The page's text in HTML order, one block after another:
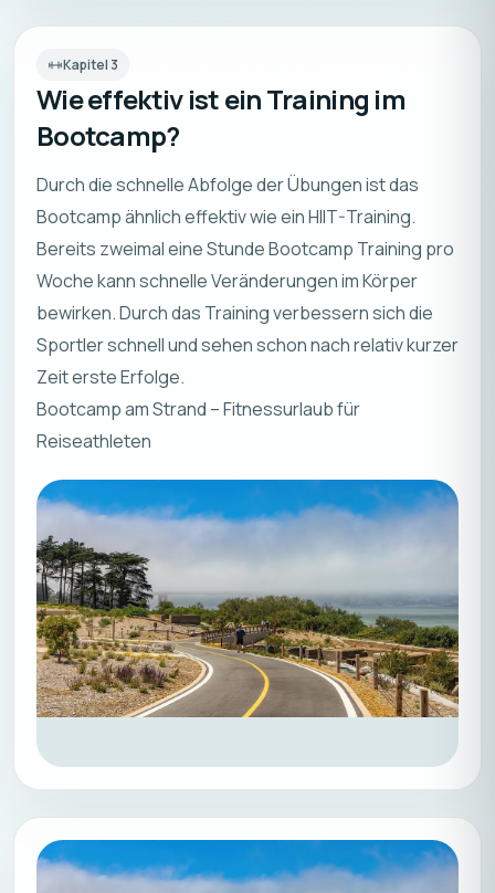
Kapitel 3
Wie effektiv ist ein Training im
Bootcamp?
Durch die schnelle Abfolge der Übungen ist das
Bootcamp ähnlich effektiv wie ein HIIT-Training.
Bereits zweimal eine Stunde Bootcamp Training pro
Woche kann schnelle Veränderungen im Körper
bewirken. Durch das Training verbessern sich die
Sportler schnell und sehen schon nach relativ kurzer
Zeit erste Erfolge.
Bootcamp am Strand – Fitnessurlaub für
Reiseathleten